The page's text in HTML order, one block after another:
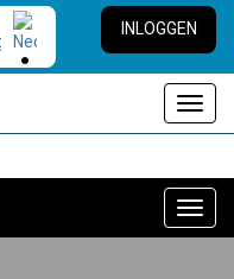
INLOGGEN